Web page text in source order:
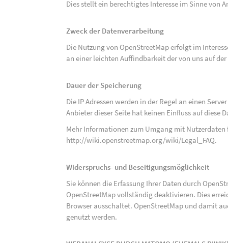
Dies stellt ein berechtigtes Interesse im Sinne von
Zweck der Datenverarbeitung
Die Nutzung von OpenStreetMap erfolgt im
an einer leichten Auffindbarkeit der von uns auf
Dauer der Speicherung
Die IP Adressen werden in der Regel an einen
Anbieter dieser Seite hat keinen Einfluss auf diese
Mehr Informationen zum Umgang mit
http://wiki.openstreetmap.org/wiki/Legal_FAQ.
Widerspruchs- und Beseitigungsmöglichkeit
Sie können die Erfassung Ihrer Daten durch
OpenStreetMap vollständig deaktivieren. Dies
Browser ausschaltet. OpenStreetMap und damit
genutzt werden.